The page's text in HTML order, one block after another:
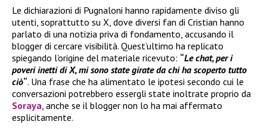
Le dichiarazioni di Pugnaloni hanno rapidamente diviso gli
utenti, soprattutto su X, dove diversi fan di Cristian hanno
parlato di una notizia priva di fondamento, accusando il
blogger di cercare visibilità. Quest’ultimo ha replicato
spiegando l’origine del materiale ricevuto: “Le chat, per i
poveri inetti di X, mi sono state girate da chi ha scoperto tutto
ciò“. Una frase che ha alimentato le ipotesi secondo cui le
conversazioni potrebbero essergli state inoltrate proprio da
Soraya , anche se il blogger non lo ha mai affermato
esplicitamente.